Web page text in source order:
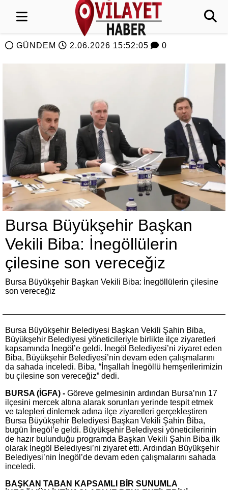
GÜNDEM 2.06.2026 15:52:05 0
Bursa Büyükşehir Başkan
Vekili Biba: İnegöllülerin
çilesine son vereceğiz
Bursa Büyükşehir Başkan Vekili Biba: İnegöllülerin çilesine
son vereceğiz
Bursa Büyükşehir Belediyesi Başkan Vekili Şahin Biba,
Büyükşehir Belediyesi yöneticileriyle birlikte ilçe ziyaretleri
kapsamında İnegöl’e geldi. İnegöl Belediyesi’ni ziyaret eden
Biba, Büyükşehir Belediyesi’nin devam eden çalışmalarını
da sahada inceledi. Biba, “İnşallah İnegöllü hemşerilerimizin
bu çilesine son vereceğiz” dedi.
BURSA (İGFA) - Göreve gelmesinin ardından Bursa’nın 17
ilçesini mercek altına alarak sorunları yerinde tespit etmek
ve talepleri dinlemek adına ilçe ziyaretleri gerçekleştiren
Bursa Büyükşehir Belediyesi Başkan Vekili Şahin Biba,
bugün İnegöl’e geldi. Büyükşehir Belediyesi yöneticilerinin
de hazır bulunduğu programda Başkan Vekili Şahin Biba ilk
olarak İnegöl Belediyesi’ni ziyaret etti. Ardından Büyükşehir
Belediyesi’nin İnegöl’de devam eden çalışmalarını sahada
inceledi.
BAŞKAN TABAN KAPSAMLI BİR SUNUMLA